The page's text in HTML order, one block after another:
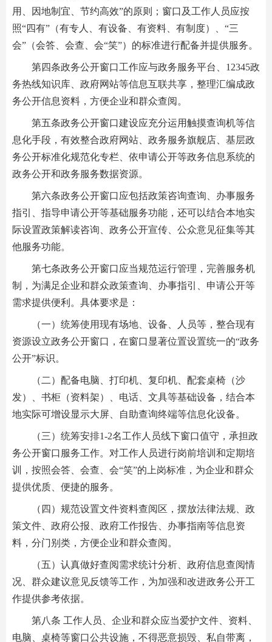
用、因地制宜、节约高效”的原则；窗口及工作人员应按
照“四有”（有专人、有设备、有资料、有制度）、“三
会”（会答、会查、会“笑”）的标准进行配备并提供服务。
第四条政务公开窗口工作应与政务服务平台、12345政
务热线知识库、政府网站等信息互联共享，整理汇编成政
务公开信息资料，方便企业和群众查阅。
第五条政务公开窗口建设应充分运用触摸查询机等信
息化手段，有效整合政府网站、政务服务旗舰店、基层政
务公开标准化规范化专栏、依申请公开等政务信息系统的
政务公开和政务服务数据资源。
第六条政务公开窗口应包括政策咨询查询、办事服务
指引、指导申请公开等基础服务功能，还可以结合本地实
际设置政策解读咨询、政务公开宣传、公众意见征集等其
他服务功能。
第七条政务公开窗口应当规范运行管理，完善服务机
制，为满足企业和群众政策查询、办事指引、申请公开等
需求提供便利。具体要求是：
（一）统筹使用现有场地、设备、人员等，整合现有
资源设立政务公开窗口，在窗口显著位置设置统一的“政务
公开”标识。
（二）配备电脑、打印机、复印机、配套桌椅（沙
发）、书柜（资料架）、电话、文具等基础设备，结合本
地实际可增设显示大屏、自助查询终端等信息化设备。
（三）统筹安排1-2名工作人员线下窗口值守，承担政
务公开窗口服务工作。对工作人员进行岗前培训和定期培
训，按照会答、会查、会“笑”的上岗标准，为企业和群众
提供优质、便捷的服务。
（四）规范设置文件资料查阅区，摆放法律法规、政
策文件、政府公报、政府工作报告、办事指南等信息资
料，分门别类，方便企业和群众查阅。
（五）认真做好查阅需求统计分析、政府信息查阅情
况、群众建议意见反馈等工作，为加强和改进政务公开工
作提供参考依据。
第八条 工作人员、企业和群众应当爱护文件、资料、
电脑、桌椅等窗口公共设施，不得恶意损毁、私自带离，